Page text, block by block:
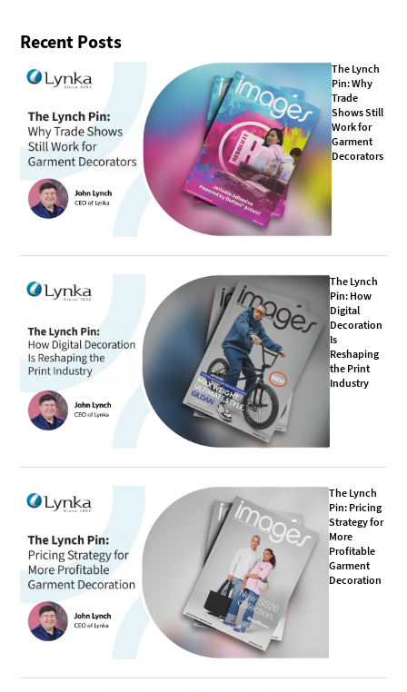
Recent Posts
The Lynch
Pin: Why
Trade
Shows Still
Work for
Garment
Decorators
The Lynch
Pin: How
Digital
Decoration
Is
Reshaping
the Print
Industry
The Lynch
Pin: Pricing
Strategy for
More
Profitable
Garment
Decoration